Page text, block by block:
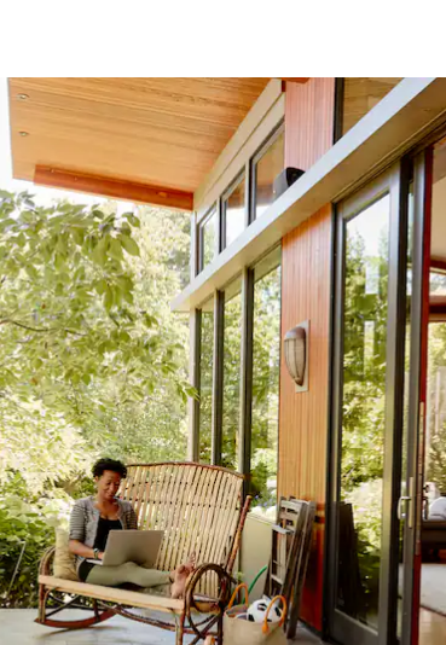
vers le bas pour les parcourir ou en appuyant et en